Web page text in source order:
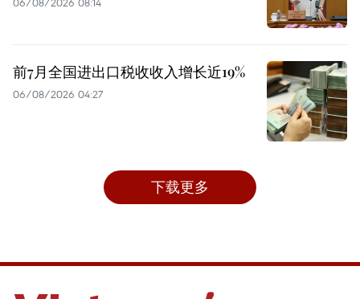
前7月全国进出口税收收入增长近19%
06/08/2026 04:27
下载更多